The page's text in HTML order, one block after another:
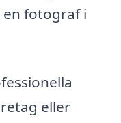
fotograf i
eller